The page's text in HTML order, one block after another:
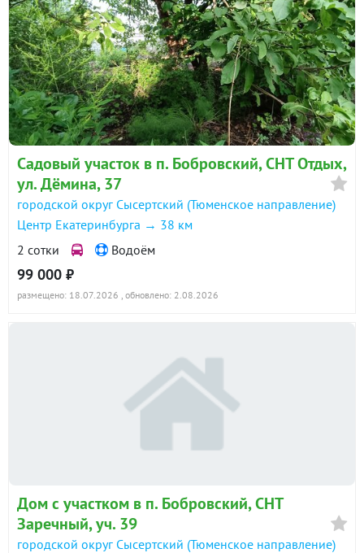
Садовый участок в п. Бобровский, СНТ Отдых,
ул. Дёмина, 37
городской округ Сысертский (Тюменское направление)
Центр Екатеринбурга → 38 км
2 сотки
Водоём
99 000 ₽
размещено: 18.07.2026 , обновлено: 2.08.2026
Дом с участком в п. Бобровский, СНТ
Заречный, уч. 39
городской округ Сысертский (Тюменское направление)